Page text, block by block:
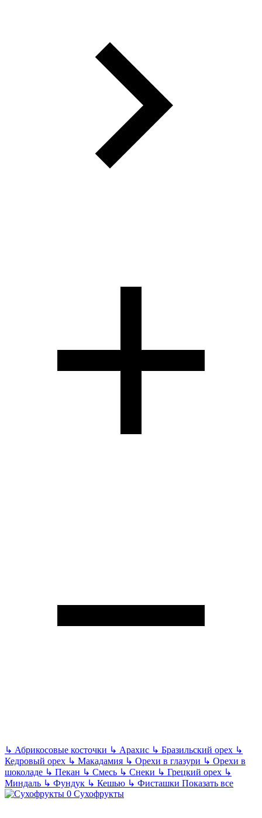
↳ Абрикосовые косточки ↳ Арахис ↳ Бразильский орех ↳
Кедровый орех ↳ Макадамия ↳ Орехи в глазури ↳ Орехи в
шоколаде ↳ Пекан ↳ Смесь ↳ Снеки ↳ Грецкий орех ↳
Миндаль ↳ Фундук ↳ Кешью ↳ Фисташки Показать все
Сухофрукты